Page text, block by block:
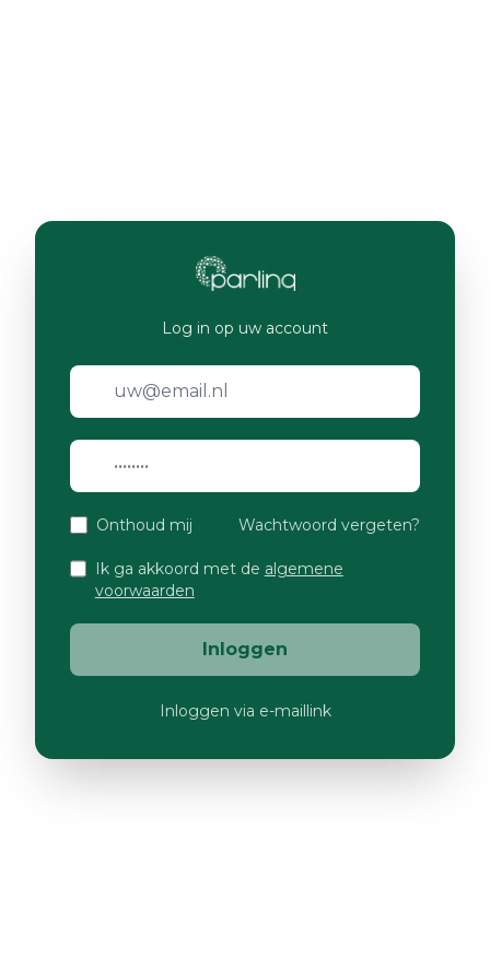
Log in op uw account
Onthoud mij Wachtwoord vergeten?
Ik ga akkoord met de algemene
voorwaarden
Inloggen
Inloggen via e-maillink